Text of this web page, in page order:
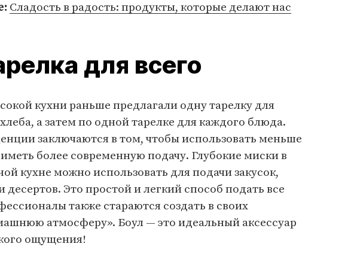
Сладость в радость: продукты, которые делают нас
для всего
кухни раньше предлагали одну тарелку для
а затем по одной тарелке для каждого блюда.
заключаются в том, чтобы использовать меньше
более современную подачу. Глубокие миски в
кухне можно использовать для подачи закусок,
Это простой и легкий способ подать все
также стараются создать в своих
атмосферу». Боул — это идеальный аксессуар
ощущения!